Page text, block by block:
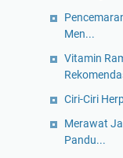
Men...
Vitamin
Ciri-Ciri
Merawat
Pandu...